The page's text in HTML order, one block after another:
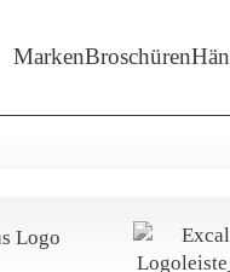
Marken
Zeige Menü-
Broschüren